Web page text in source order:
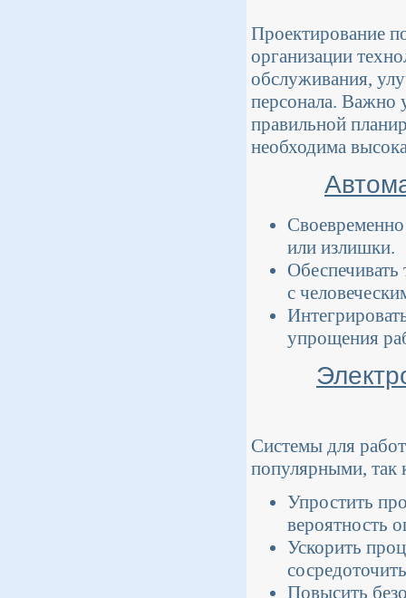
Проектирование
организации
обслуживания,
персонала. Важно
правильной
необходима
или излишки.
с
упрощения
Системы для
популярными, так
Упростить
вероятность
Ускорить
Повысить